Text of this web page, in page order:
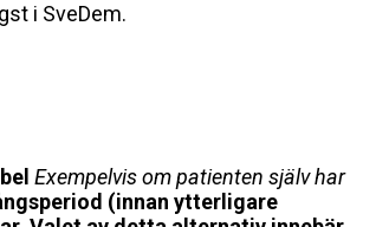
i SveDem.
Exempelvis om patienten själv har
(innan ytterligare